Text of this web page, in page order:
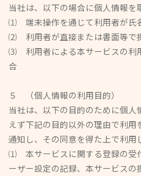
当社は、以下の場合に個人情報を
⑴ 端末操作を通じて利用者が氏
⑵ 利用者が直接または書面等で
⑶ 利用者による本サービスの利
合
５ （個人情報の利用目的）
当社は、以下の目的のために個
えず下記の目的以外の理由で利
通知し、その同意を得た上で利用
⑴ 本サービスに関する登録の受
ーザー設定の記録、本サービス